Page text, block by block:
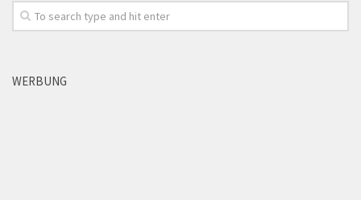
WERBUNG